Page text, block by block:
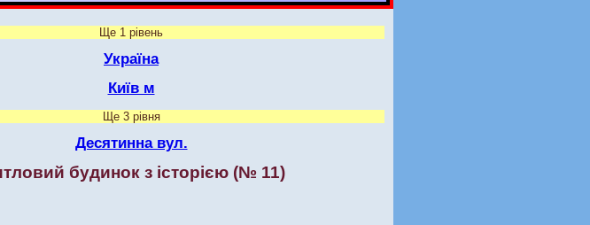
Ще 1 рівень
Україна
Київ м
Ще 3 рівня
Десятинна вул.
будинок з історією (№ 11)